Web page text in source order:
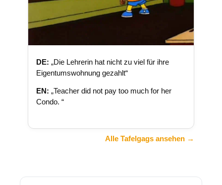
DE: „Die Lehrerin hat nicht zu viel für ihre
Eigentumswohnung gezahlt“
EN: „Teacher did not pay too much for her
Condo. “
Alle Tafelgags ansehen →